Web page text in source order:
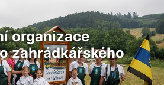
organizace
zahrádkářského